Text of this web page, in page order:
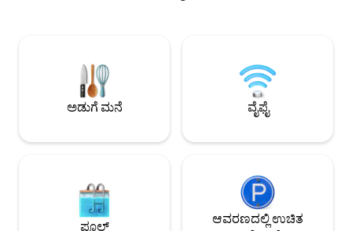
ಚೆನ್ನಾಗಿ ಸಂಗ್ರಹವಾಗಿರುವ ಅಡುಗೆಮನೆಯಲ್ಲಿ
ಅಥವಾ ಸ್ನೇಹಶೀಲ ಕಿಂಗ್-ಗಾತ್ರದ ಹಾಸಿಗೆಯಲ್ಲಿ
ವಿಶ್ರಾಂತಿ ಪಡೆಯುವ ಮೂಲಕ ಕೆಲಸದಲ್ಲಿ
ಕಾರ್ಯನಿರತ ದಿನ ಅಥವಾ ಇಳಿಜಾರುಗಳಲ್ಲಿ ಒಂದು
ದಿನದ ನಂತರ ವಿಶ್ರಾಂತಿ ಪಡೆಯಿರಿ.
ಇಷ್ಟಪಡುತ್ತೀರಿ.
ಅಡುಗೆ ಮನೆ ವೈಫೈ
ಪೂಲ್
ಆವರಣದಲ್ಲಿ ಉಚಿತ